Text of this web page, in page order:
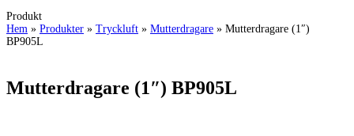
Produkt
Hem » Produkter » Tryckluft » Mutterdragare » Mutterdragare (1″)
BP905L
Mutterdragare (1″) BP905L